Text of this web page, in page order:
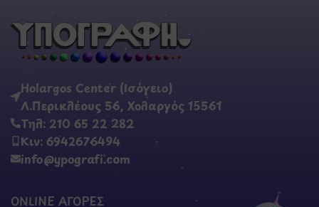
Holargos Center (Ισόγειο)
Λ.Περικλέους 56, Χολαργός 15561
Τηλ: 210 65 22 282
Κιν: 6942676494
info@ypografi.com
ONLINE ΑΓΟΡΕΣ